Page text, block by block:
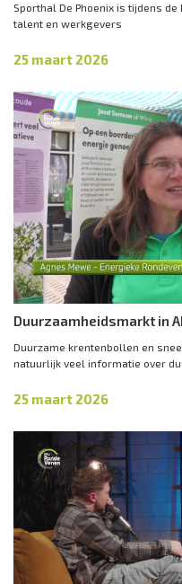
Sporthal De Phoenix is tijdens
talent en werkgevers
25 maart 2026
Duurzaamheidsmarkt in
Duurzame krentenbollen en
natuurlijk veel informatie over
25 maart 2026